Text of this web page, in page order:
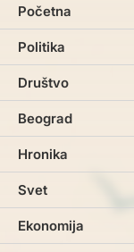
Početna
Politika
Društvo
Beograd
Hronika
Svet
Ekonomija